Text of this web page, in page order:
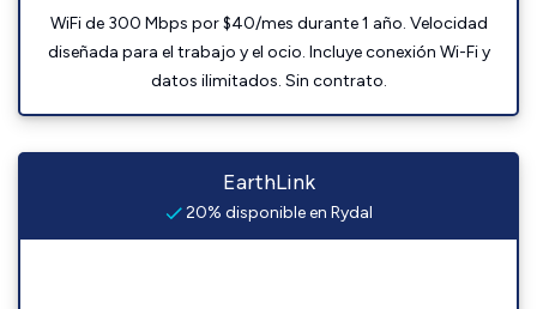
WiFi de 300 Mbps por $40/mes durante 1 año. Velocidad
diseñada para el trabajo y el ocio. Incluye conexión Wi-Fi y
datos ilimitados. Sin contrato.
EarthLink
20% disponible en Rydal